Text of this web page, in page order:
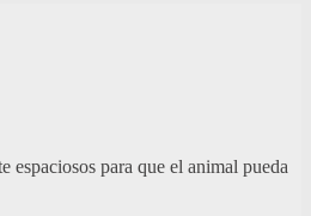
para que el animal pueda